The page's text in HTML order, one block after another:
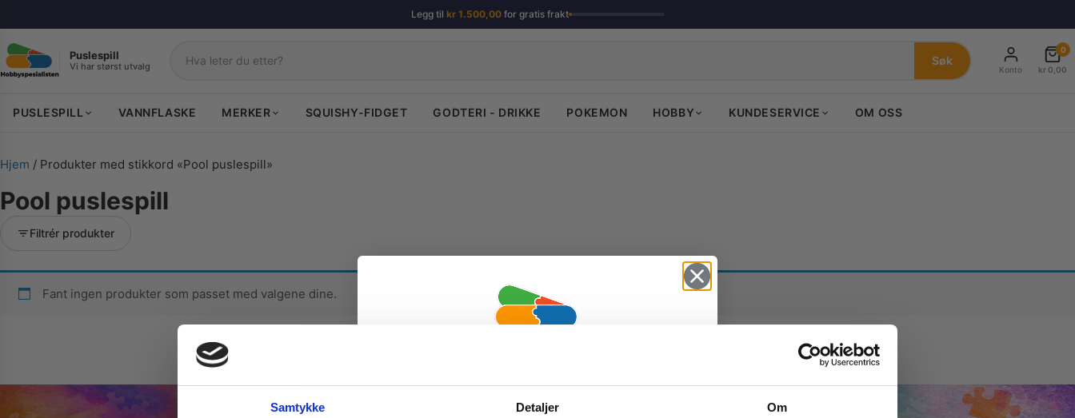
Samtykke Detaljer Om
Legg til kr1.500,00for gratis frakt
Puslespill
Vi har størst utvalg Søk
Søk
Konto
0
kr 0,00
PUSLESPILL VANNFLASKE MERKER SQUISHY-FIDGET GODTERI - DRIKKE POKEMON HOBBY KUNDESERVICE OM OSS
Hjem / Produkter med stikkord «Pool puslespill»
Pool puslespill
Filtrér produkter
Fant ingen produkter som passet med valgene dine.
Vil du ha